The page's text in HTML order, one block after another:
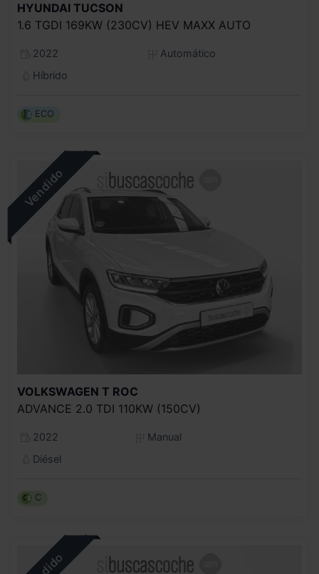
HYUNDAI TUCSON
1.6 TGDI 169KW (230CV) HEV MAXX AUTO
2022
Automático
Híbrido
ECO
VOLKSWAGEN T ROC
ADVANCE 2.0 TDI 110KW (150CV)
2022
Manual
Diésel
C